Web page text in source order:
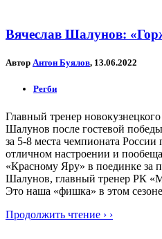
Вячеслав Шалунов:
Автор Антон Буялов, 13.06.2022
Регби
Главный тренер
Шалунов после гостевой
за 5-8 места чемпионата
отличном настроении и
«Красному Яру» в поединке за
Шалунов, главный тренер РК
Это наша «фишка» в этом
Продолжить чтение › ›